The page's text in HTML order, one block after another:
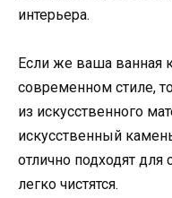
интерьера.
Если же ваша ванная
современном стиле,
из искусственного
искусственный
отлично подходят
легко чистятся.